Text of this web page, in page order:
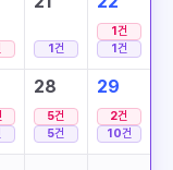
1건
1건
1건
28
5건
5건
29
2건
10건